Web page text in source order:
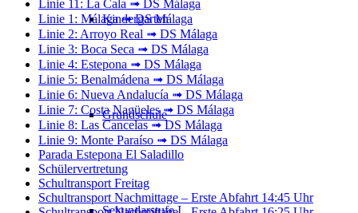
Kindergarten
Grundschule
Sekundarstufe I
Linie 11: La Cala ➟ DS Málaga
Linie 1: Málaga ➟ DS Málaga
Linie 2: Arroyo Real ➟ DS Málaga
Linie 3: Boca Seca ➟ DS Málaga
Linie 4: Estepona ➟ DS Málaga
Linie 5: Benalmádena ➟ DS Málaga
Linie 6: Nueva Andalucía ➟ DS Málaga
Linie 7: Costa Nagüeles ➟ DS Málaga
Linie 8: Las Cancelas ➟ DS Málaga
Linie 9: Monte Paraíso ➟ DS Málaga
Parada Estepona El Saladillo
Schülervertretung
Schultransport Freitag
Schultransport Nachmittage – Erste Abfahrt 14:45 Uhr